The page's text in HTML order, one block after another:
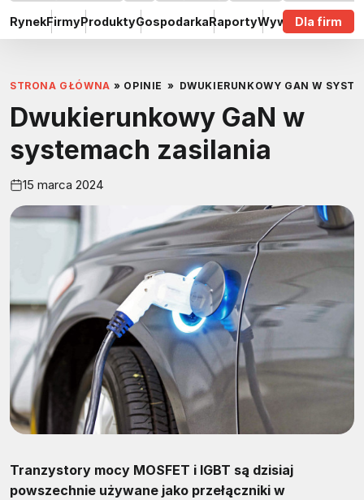
RynekFirmyProduktyGospodarkaRaportyWywiadyDla firm
STRONA GŁÓWNA » OPINIE » DWUKIERUNKOWY GAN W
Dwukierunkowy GaN w
systemach zasilania
15 marca 2024
Tranzystory mocy MOSFET i IGBT są dzisiaj
powszechnie używane jako przełączniki w